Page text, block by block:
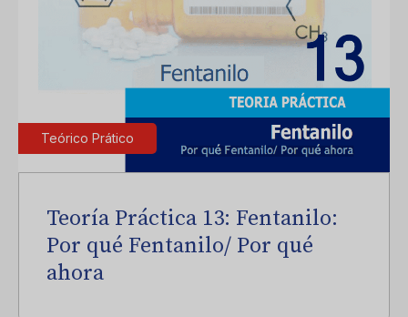
Teórico Prático
Teoría Práctica 13: Fentanilo:
Por qué Fentanilo/ Por qué
ahora